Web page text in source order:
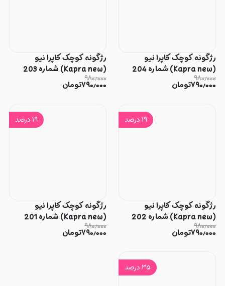
رژگونه کوچک کاپرا نیو
(Kapra new) شماره 204
۹۸۰٫۰۰۰
۷۹۰٫۰۰۰تومان
رژگونه کوچک کاپرا نیو
(Kapra new) شماره 203
۹۸۰٫۰۰۰
۷۹۰٫۰۰۰تومان
۱۹درصد
رژگونه کوچک کاپرا نیو
(Kapra new) شماره 202
۹۸۰٫۰۰۰
۷۹۰٫۰۰۰تومان
۱۹درصد
رژگونه کوچک کاپرا نیو
(Kapra new) شماره 201
۹۸۰٫۰۰۰
۷۹۰٫۰۰۰تومان
۳۵ درصد